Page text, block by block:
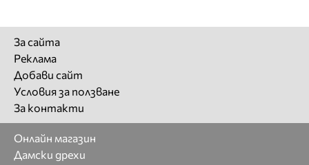
За сайта
Реклама
Добави сайт
Условия за ползване
За контакти
Онлайн магазин
Дамски дрехи